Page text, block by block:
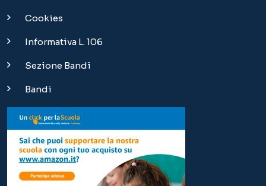
Cookies
Informativa L. 106
Sezione Bandi
Bandi